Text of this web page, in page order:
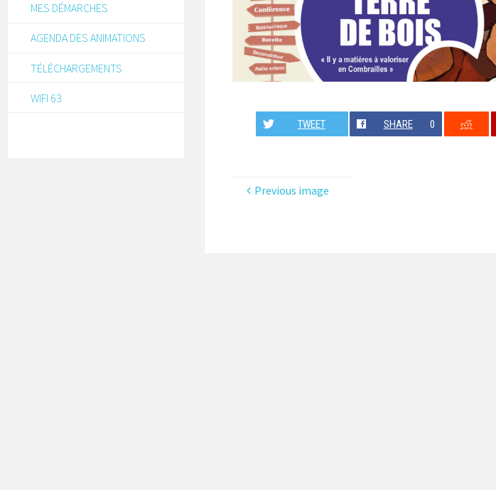
TWEET SHARE 0
Previous image
MES DÉMARCHES
AGENDA DES ANIMATIONS
TÉLÉCHARGEMENTS
WIFI 63